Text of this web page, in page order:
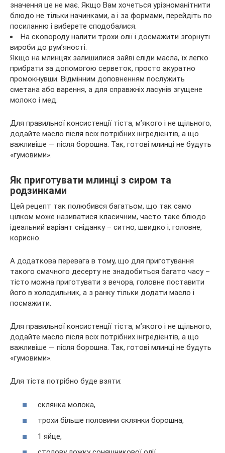
значення це не має. Якщо Вам хочеться урізноманітнити
блюдо не тільки начинками, а і за формами, перейдіть по
посиланню і виберете сподобалися.
На сковороду налити трохи олії і досмажити згорнуті
вироби до рум’яності.
Якщо на млинцях залишилися зайві сліди масла, їх легко
прибрати за допомогою серветок, просто акуратно
промокнувши. Відмінним доповненням послужить
сметана або варення, а для справжніх ласунів згущене
молоко і мед.
Для правильної консистенції тіста, м’якого і не щільного,
додайте масло після всіх потрібних інгредієнтів, а що
важливіше — після борошна. Так, готові млинці не будуть
«гумовими».
Як приготувати млинці з сиром та
родзинками
Цей рецепт так полюбився багатьом, що так само
цілком може називатися класичним, часто таке блюдо
ідеальний варіант сніданку – ситно, швидко і, головне,
корисно.
А додаткова перевага в тому, що для приготування
такого смачного десерту не знадобиться багато часу –
тісто можна приготувати з вечора, головне поставити
його в холодильник, а з ранку тільки додати масло і
посмажити.
Для правильної консистенції тіста, м’якого і не щільного,
додайте масло після всіх потрібних інгредієнтів, а що
важливіше — після борошна. Так, готові млинці не будуть
«гумовими».
Для тіста потрібно буде взяти:
склянка молока,
трохи більше половини склянки борошна,
1 яйце,